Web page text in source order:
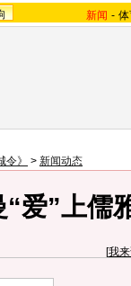
新闻 -
令》 > 新闻动态
“爱”上儒
[我